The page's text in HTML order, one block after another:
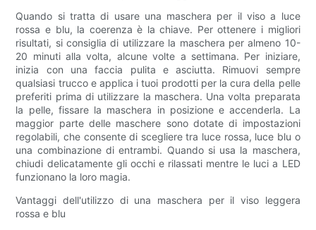
Quando si tratta di usare una maschera per il viso a luce
rossa e blu, la coerenza è la chiave. Per ottenere i migliori
risultati, si consiglia di utilizzare la maschera per almeno 10-
20 minuti alla volta, alcune volte a settimana. Per iniziare,
inizia con una faccia pulita e asciutta. Rimuovi sempre
qualsiasi trucco e applica i tuoi prodotti per la cura della pelle
preferiti prima di utilizzare la maschera. Una volta preparata
la pelle, fissare la maschera in posizione e accenderla. La
maggior parte delle maschere sono dotate di impostazioni
regolabili, che consente di scegliere tra luce rossa, luce blu o
una combinazione di entrambi. Quando si usa la maschera,
chiudi delicatamente gli occhi e rilassati mentre le luci a LED
funzionano la loro magia.
Vantaggi dell'utilizzo di una maschera per il viso leggera
rossa e blu